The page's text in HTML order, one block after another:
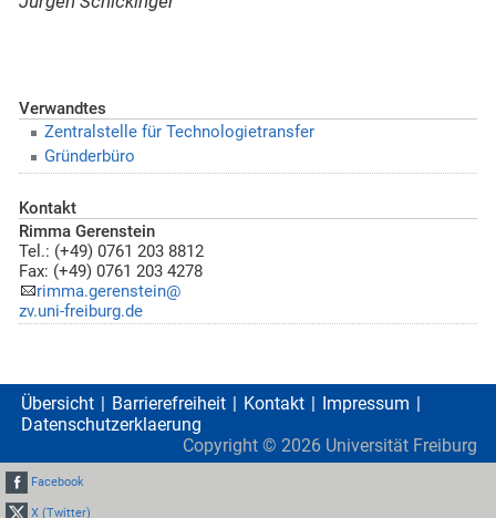
Verwandtes
Zentralstelle für Technologietransfer
Gründerbüro
Kontakt
Rimma Gerenstein
Tel.: (+49) 0761 203 8812
Fax: (+49) 0761 203 4278
rimma.gerenstein@
zv.uni-freiburg.de
Übersicht Barrierefreiheit Kontakt
Impressum
Datenschutzerklaerung
Copyright © 2026 Universität Freiburg
Facebook
X (Twitter)